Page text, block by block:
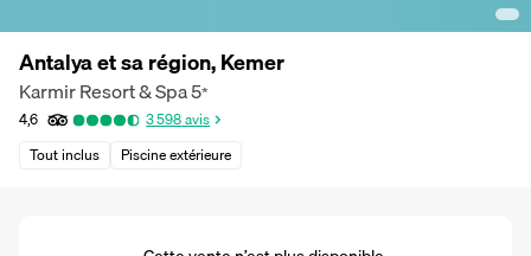
Antalya et sa région, Kemer
Karmir Resort & Spa5*
4,6 3 598avis
Tout inclus
Piscine extérieure